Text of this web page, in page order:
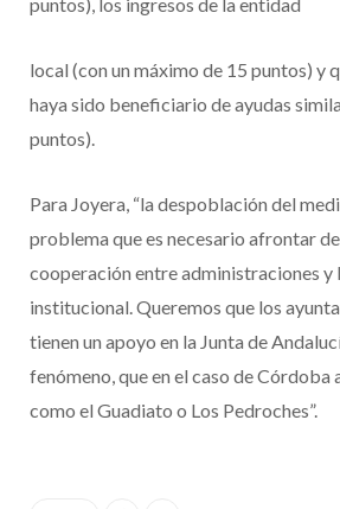
local (con un máximo de 15 puntos) y
haya sido beneficiario de ayudas
puntos).
Para Joyera, “la despoblación del
problema que es necesario afrontar
cooperación entre administraciones y
institucional. Queremos que los
tienen un apoyo en la Junta de
fenómeno, que en el caso de Córdoba
como el Guadiato o Los Pedroches”.